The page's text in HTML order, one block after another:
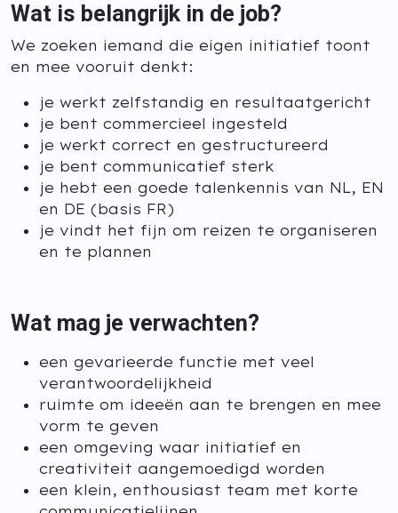
Wat is belangrijk in de job?
We zoeken iemand die eigen initiatief toont
en mee vooruit denkt:
je werkt zelfstandig en resultaatgericht
je bent commercieel ingesteld
je werkt correct en gestructureerd
je bent communicatief sterk
je hebt een goede talenkennis van NL, EN
en DE (basis FR)
je vindt het fijn om reizen te organiseren
en te plannen
Wat mag je verwachten?
een gevarieerde functie met veel
verantwoordelijkheid
ruimte om ideeën aan te brengen en mee
vorm te geven
een omgeving waar initiatief en
creativiteit aangemoedigd worden
een klein, enthousiast team met korte